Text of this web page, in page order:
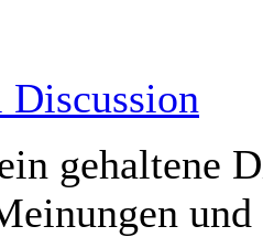
Discussion
gehaltene
und